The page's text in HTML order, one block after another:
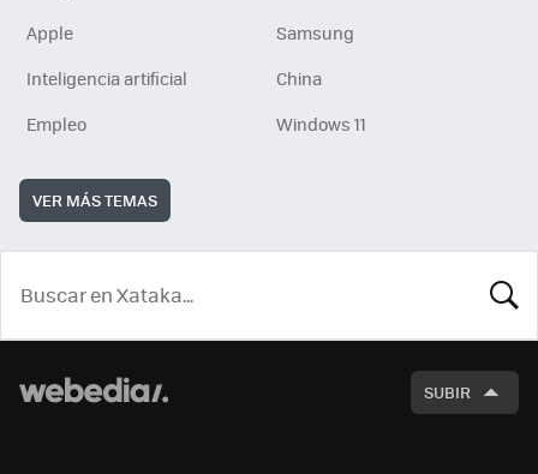
Apple
Samsung
Inteligencia artificial
China
Empleo
Windows 11
VER MÁS TEMAS
SUBIR